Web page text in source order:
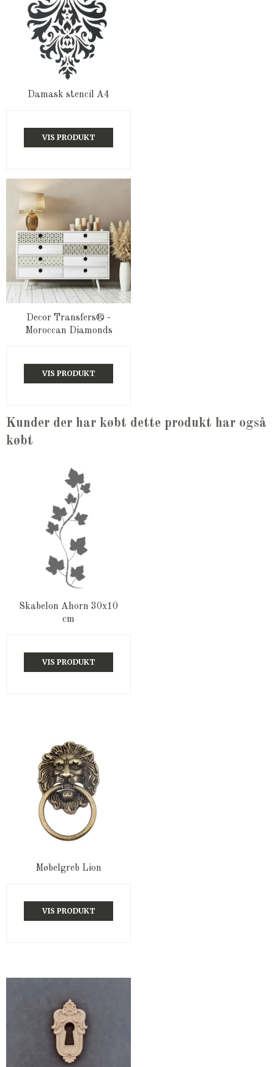
Damask stencil A4
VIS PRODUKT
Decor Transfers® -
Moroccan Diamonds
VIS PRODUKT
Kunder der har købt dette produkt har også
købt
Skabelon Ahorn 30x10
cm
VIS PRODUKT
Møbelgreb Lion
VIS PRODUKT